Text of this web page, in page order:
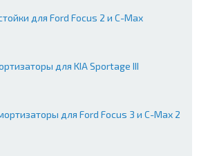
для Ford Focus 2 и C-Max
для KIA Sportage III
для Ford Focus 3 и C-Max 2